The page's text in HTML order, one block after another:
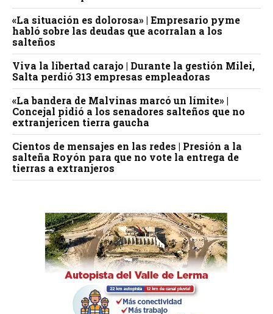
«La situación es dolorosa» | Empresario pyme
habló sobre las deudas que acorralan a los
salteños
Viva la libertad carajo | Durante la gestión Milei,
Salta perdió 313 empresas empleadoras
«La bandera de Malvinas marcó un límite» |
Concejal pidió a los senadores salteños que no
extranjericen tierra gaucha
Cientos de mensajes en las redes | Presión a la
salteña Royón para que no vote la entrega de
tierras a extranjeros